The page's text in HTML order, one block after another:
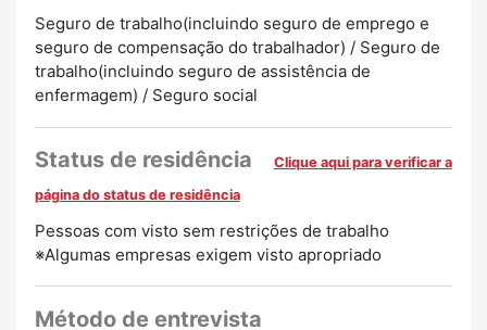
Seguro de trabalho(incluindo seguro de emprego e
seguro de compensação do trabalhador) / Seguro de
trabalho(incluindo seguro de assistência de
enfermagem) / Seguro social
Status de residência
Clique aqui para verificar a
página do status de residência
Pessoas com visto sem restrições de trabalho
※Algumas empresas exigem visto apropriado
Método de entrevista